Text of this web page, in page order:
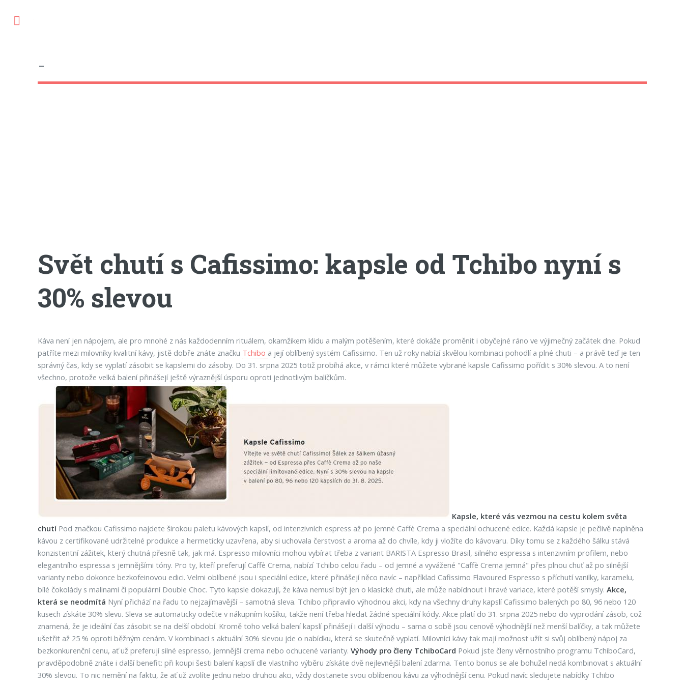
-
Svět chutí s Cafissimo: kapsle od Tchibo nyní s
30% slevou
Káva není jen nápojem, ale pro mnohé z nás každodenním rituálem, okamžikem klidu a malým potěšením, které dokáže proměnit i obyčejné ráno ve výjimečný začátek dne. Pokud
patříte mezi milovníky kvalitní kávy, jistě dobře znáte značku Tchibo a její oblíbený systém Cafissimo. Ten už roky nabízí skvělou kombinaci pohodlí a plné chuti – a právě teď je ten
správný čas, kdy se vyplatí zásobit se kapslemi do zásoby. Do 31. srpna 2025 totiž probíhá akce, v rámci které můžete vybrané kapsle Cafissimo pořídit s 30% slevou. A to není
všechno, protože velká balení přinášejí ještě výraznější úsporu oproti jednotlivým balíčkům.
Kapsle, které vás vezmou na cestu kolem světa
chutíPod značkou Cafissimo najdete širokou paletu kávových kapslí, od intenzivních espress až po jemné Caffè Crema a speciální ochucené edice. Každá kapsle je pečlivě naplněna
kávou z certifikované udržitelné produkce a hermeticky uzavřena, aby si uchovala čerstvost a aroma až do chvíle, kdy ji vložíte do kávovaru. Díky tomu se z každého šálku stává
konzistentní zážitek, který chutná přesně tak, jak má. Espresso milovníci mohou vybírat třeba z variant BARISTA Espresso Brasil, silného espressa s intenzivním profilem, nebo
elegantního espressa s jemnějšími tóny. Pro ty, kteří preferují Caffè Crema, nabízí Tchibo celou řadu – od jemné a vyvážené "Caffè Crema jemná" přes plnou chuť až po silnější
varianty nebo dokonce bezkofeinovou edici. Velmi oblíbené jsou i speciální edice, které přinášejí něco navíc – například Cafissimo Flavoured Espresso s příchutí vanilky, karamelu,
bílé čokolády s malinami či populární Double Choc. Tyto kapsle dokazují, že káva nemusí být jen o klasické chuti, ale může nabídnout i hravé variace, které potěší smysly. Akce,
která se neodmítá Nyní přichází na řadu to nejzajímavější – samotná sleva. Tchibo připravilo výhodnou akci, kdy na všechny druhy kapslí Cafissimo balených po 80, 96 nebo 120
kusech získáte 30% slevu. Sleva se automaticky odečte v nákupním košíku, takže není třeba hledat žádné speciální kódy. Akce platí do 31. srpna 2025 nebo do vyprodání zásob, což
znamená, že je ideální čas zásobit se na delší období. Kromě toho velká balení kapslí přinášejí i další výhodu – sama o sobě jsou cenově výhodnější než menší balíčky, a tak můžete
ušetřit až 25 % oproti běžným cenám. V kombinaci s aktuální 30% slevou jde o nabídku, která se skutečně vyplatí. Milovníci kávy tak mají možnost užít si svůj oblíbený nápoj za
bezkonkurenční cenu, ať už preferují silné espresso, jemnější crema nebo ochucené varianty. Výhody pro členy TchiboCard Pokud jste členy věrnostního programu TchiboCard,
pravděpodobně znáte i další benefit: při koupi šesti balení kapslí dle vlastního výběru získáte dvě nejlevnější balení zdarma. Tento bonus se ale bohužel nedá kombinovat s aktuální
30% slevou. To nic nemění na faktu, že ať už zvolíte jednu nebo druhou akci, vždy dostanete svou oblíbenou kávu za výhodnější cenu. Pokud navíc sledujete nabídky Tchibo